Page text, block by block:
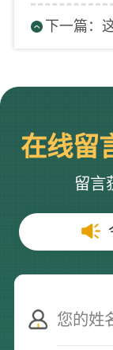
在线留
留言